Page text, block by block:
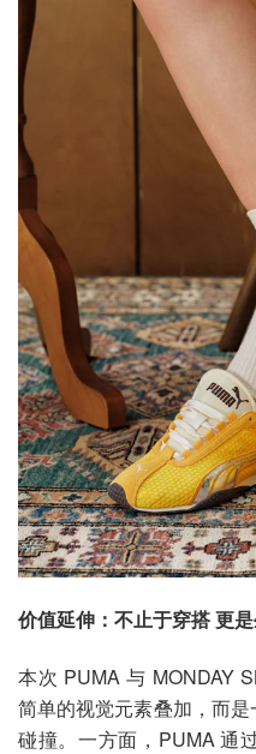
价值延伸：不止于穿搭 更
本次 PUMA 与 MONDAY
简单的视觉元素叠加，而
碰撞。一方面，PUMA 通